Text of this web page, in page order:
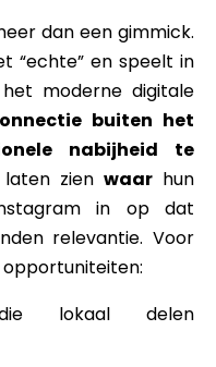
dan een gimmick.
“echte” en speelt in
moderne digitale
buiten het
nabijheid te
laten zienwaar hun
in op dat
relevantie. Voor
die lokaal delen